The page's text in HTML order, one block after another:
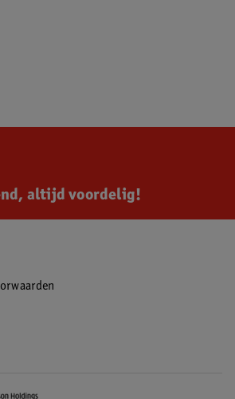
altijd voordelig!